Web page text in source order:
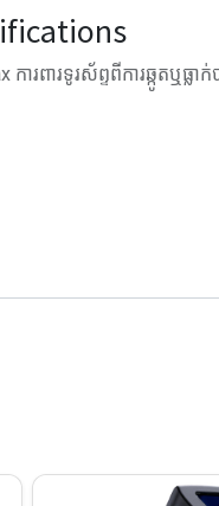
រពារទូរស័ព្ទពីការឆ្កូតឬធ្លា